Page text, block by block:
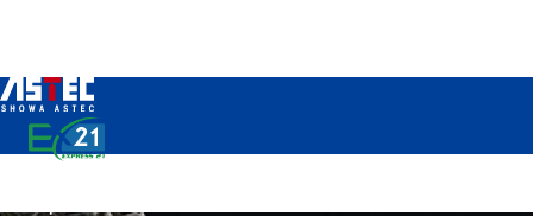
HOME
Lĩnh Vực Kinh Doanh
Our Business